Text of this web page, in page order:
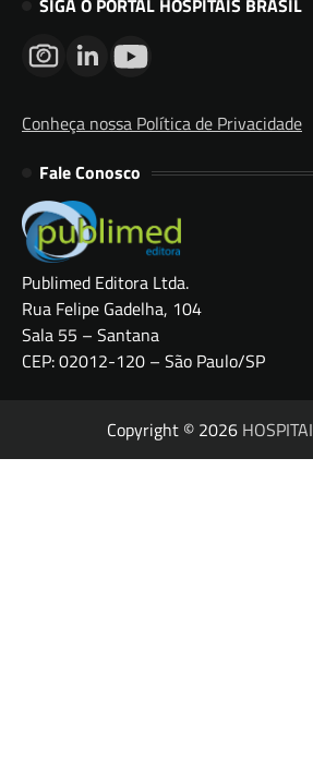
SIGA O PORTAL HOSPITAIS BRASIL
Conheça nossa Política de Privacidade
Fale Conosco
Publimed Editora Ltda.
Rua Felipe Gadelha, 104
Sala 55 – Santana
CEP: 02012-120 – São Paulo/SP
Copyright © 2026